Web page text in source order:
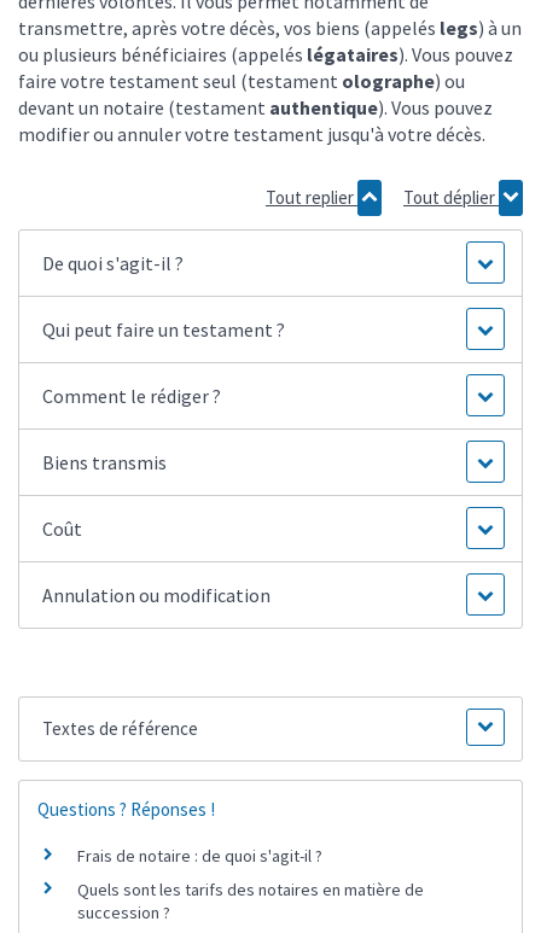
transmettre, après votre décès, vos biens (appelés legs) à un
ou plusieurs bénéficiaires (appelés légataires). Vous pouvez
faire votre testament seul (testament olographe) ou
devant un notaire (testament authentique). Vous pouvez
modifier ou annuler votre testament jusqu'à votre décès.
Tout replier Tout déplier
De quoi s'agit-il ?
Qui peut faire un testament ?
Comment le rédiger ?
Biens transmis
Coût
Annulation ou modification
Textes de référence
Questions ? Réponses !
Frais de notaire : de quoi s'agit-il ?
Quels sont les tarifs des notaires en matière de
succession ?